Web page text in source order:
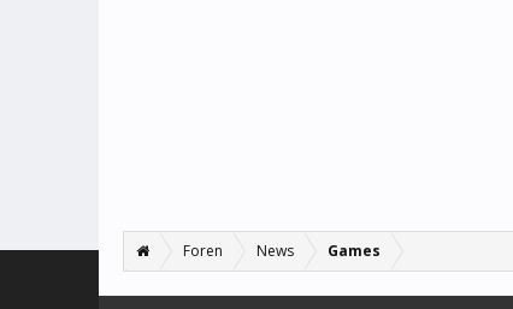
Foren News Games